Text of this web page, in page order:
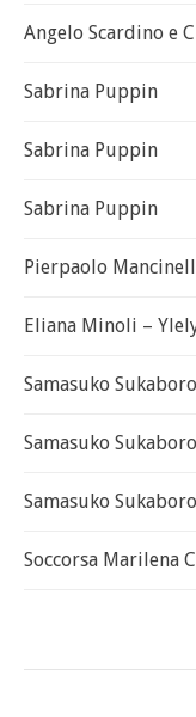
Angelo Scardino e
Sabrina Puppin
Sabrina Puppin
Sabrina Puppin
Pierpaolo
Eliana Minoli –
Samasuko Sukaboro
Samasuko Sukaboro
Samasuko Sukaboro
Soccorsa Marilena